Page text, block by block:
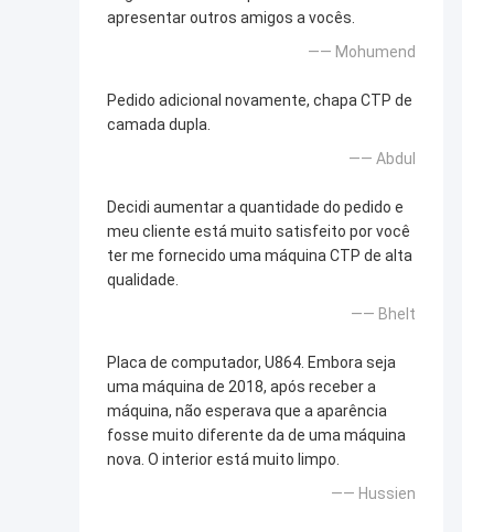
apresentar outros amigos a vocês.
—— Mohumend
Pedido adicional novamente, chapa CTP de
camada dupla.
—— Abdul
Decidi aumentar a quantidade do pedido e
meu cliente está muito satisfeito por você
ter me fornecido uma máquina CTP de alta
qualidade.
—— Bhelt
Placa de computador, U864. Embora seja
uma máquina de 2018, após receber a
máquina, não esperava que a aparência
fosse muito diferente da de uma máquina
nova. O interior está muito limpo.
—— Hussien